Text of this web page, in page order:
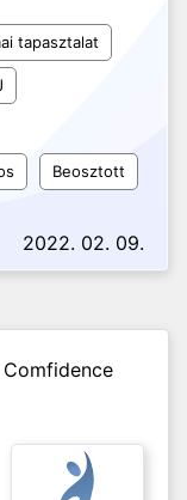
tapasztalat
Beosztott
2022. 02. 09.
Comfidence